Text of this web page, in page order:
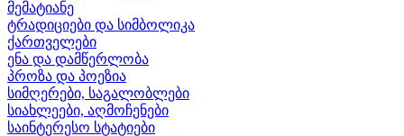
მემატიანე
ტრადიციები და სიმბოლიკა
ქართველები
ენა და დამწერლობა
პროზა და პოეზია
სიმღერები, საგალობლები
სიახლეები, აღმოჩენები
საინტერესო სტატიები